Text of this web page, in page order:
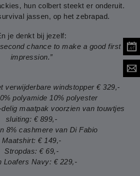
hun colbert steekt er onderuit.
jassen, op het zebrapad.
je denkt bij jezelf:
chance to make a good first
impression.”
verwijderbare windstopper € 329,-
polyamide 10% polyester
maatpak voorzien van touwtjes
sluiting: € 899,-
8% cashmere van Di Fabio
Maatshirt: € 149,-
Stropdas: € 69,-
Loafers Navy: € 229,-